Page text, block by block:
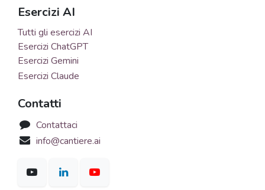
Esercizi AI
Tutti gli esercizi AI
Esercizi ChatGPT
Esercizi Gemini
Esercizi Claude
Contatti
Contattaci
info@cantiere.ai